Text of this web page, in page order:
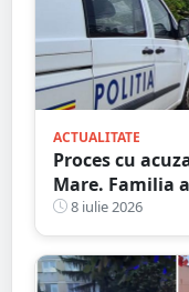
ACTUALITATE
Proces cu
Mare. Familia
moartea, dar
8 iulie 2026